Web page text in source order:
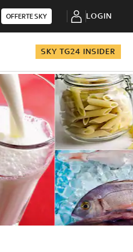
OFFERTE SKY LOGIN
SKY TG24 INSIDER